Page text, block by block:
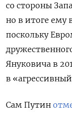
со стороны
но в итоге ему
поскольку
Януковича в
в
Сам Путин